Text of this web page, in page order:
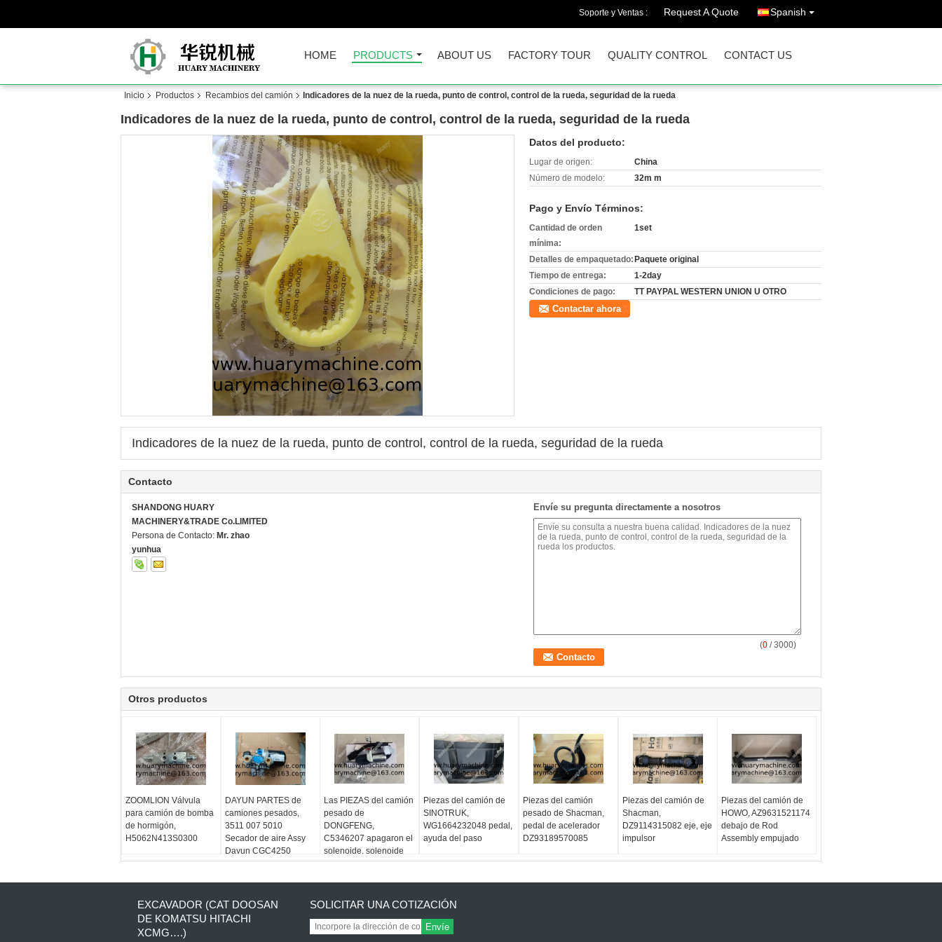
Soporte y Ventas : Request A Quote Spanish
HOME PRODUCTS ABOUT US FACTORY TOUR QUALITY CONTROL CONTACT US
Inicio Productos Recambios del camión Indicadores de la nuez de la rueda, punto de control, control de la rueda, seguridad de la rueda
Indicadores de la nuez de la rueda, punto de control, control de la rueda, seguridad de la rueda
Datos del producto:
Lugar de origen:
China
Número de modelo:
32m m
Pago y Envío Términos:
Cantidad de orden
mínima:
1set
Detalles de empaquetado: Paquete original
Tiempo de entrega:
1-2day
Condiciones de pago:
TT PAYPAL WESTERN UNION U OTRO
Contactar ahora
Indicadores de la nuez de la rueda, punto de control, control de la rueda, seguridad de la rueda
Contacto
SHANDONG HUARY
MACHINERY&TRADE Co.LIMITED
Persona de Contacto: Mr. zhao
yunhua
Envíe su pregunta directamente a nosotros
(0 / 3000)
Otros productos
ZOOMLION Válvula
para camión de bomba
de hormigón,
H5062N413S0300
DAYUN PARTES de
camiones pesados,
3511 007 5010
Secador de aire Assy
Dayun CGC4250
Las PIEZAS del camión
pesado de
DONGFENG,
C5346207 apagaron el
solenoide, solenoide
apagado cummins.
Piezas del camión de
SINOTRUK,
WG1664232048 pedal,
ayuda del paso
Piezas del camión
pesado de Shacman,
pedal de acelerador
DZ93189570085
Piezas del camión de
Shacman,
DZ9114315082 eje, eje
impulsor
Piezas del camión de
HOWO, AZ9631521174
debajo de Rod
Assembly empujado
EXCAVADOR (CAT DOOSAN
DE KOMATSU HITACHI
XCMG….)
SOLICITAR UNA COTIZACIÓN
Envíe